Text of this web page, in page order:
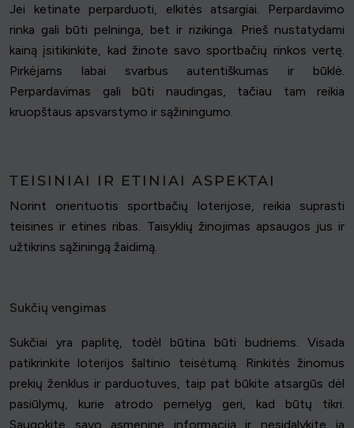
Jei ketinate perparduoti, elkitės atsargiai. Perpardavimo
rinka gali būti pelninga, bet ir rizikinga. Prieš nustatydami
kainą įsitikinkite, kad žinote savo sportbačių rinkos vertę.
Pirkėjams labai svarbus autentiškumas ir būklė.
Perpardavimas gali būti naudingas, tačiau tam reikia
kruopštaus apsvarstymo ir sąžiningumo.
TEISINIAI IR ETINIAI ASPEKTAI
Norint orientuotis sportbačių loterijose, reikia suprasti
teisines ir etines ribas. Taisyklių žinojimas apsaugos jus ir
užtikrins sąžiningą žaidimą.
Sukčių vengimas
Sukčiai yra paplitę, todėl būtina būti budriems. Visada
patikrinkite loterijos šaltinio teisėtumą. Rinkitės žinomus
prekių ženklus ir parduotuves, taip pat būkite atsargūs dėl
pasiūlymų, kurie atrodo pernelyg geri, kad būtų tikri.
Saugokite savo asmeninę informaciją ir nesidalykite ja